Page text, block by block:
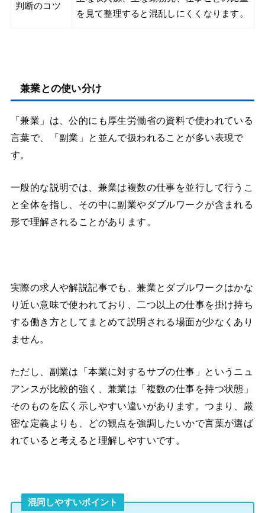
判断のコツ
を見て整理すると混乱しにくくなります。
兼業との使い分け
「兼業」は、公的にも厚生労働省の資料で使われている
言葉で、「副業」と並んで扱われることが多い表現で
す。
一般的な説明では、兼業は複数の仕事を並行して行うこ
と全体を指し、その中に副業やダブルワークが含まれる
形で理解されることがあります。
実際の求人や解説記事でも、兼業とダブルワークはかな
り近い意味で使われており、二つ以上の仕事を掛け持ち
する働き方としてまとめて説明される場面が少なくあり
ません。
ただし、副業は「本業に対するサブの仕事」というニュ
アンスが比較的強く、兼業は「複数の仕事を持つ状態」
そのものを広く示しやすい違いがあります。つまり、厳
密な定義よりも、どの観点を強調したいかで言葉が選ば
れていると考えると理解しやすいです。
混同しやすいポイント